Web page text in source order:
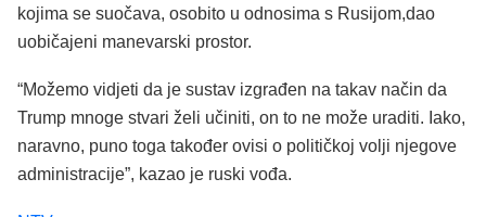
kojima se suočava, osobito u odnosima s Rusijom,dao
uobičajeni manevarski prostor.
“Možemo vidjeti da je sustav izgrađen na takav način da
Trump mnoge stvari želi učiniti, on to ne može uraditi. Iako,
naravno, puno toga također ovisi o političkoj volji njegove
administracije”, kazao je ruski vođa.